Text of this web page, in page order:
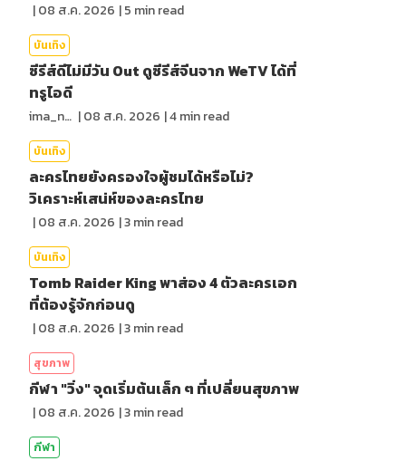
|08 ส.ค. 2026 |5 min read
บันเทิง
ซีรีส์ดีไม่มีวัน Out ดูซีรีส์จีนจาก WeTV ได้ที่
ทรูไอดี
ima_nan |08 ส.ค. 2026 |4min read
บันเทิง
ละครไทยยังครองใจผู้ชมได้หรือไม่?
วิเคราะห์เสน่ห์ของละครไทย
|08 ส.ค. 2026 |3min read
บันเทิง
Tomb Raider King พาส่อง 4 ตัวละครเอก
ที่ต้องรู้จักก่อนดู
|08 ส.ค. 2026 |3min read
สุขภาพ
กีฬา "วิ่ง" จุดเริ่มต้นเล็ก ๆ ที่เปลี่ยนสุขภาพ
|08 ส.ค. 2026 |3min read
กีฬา